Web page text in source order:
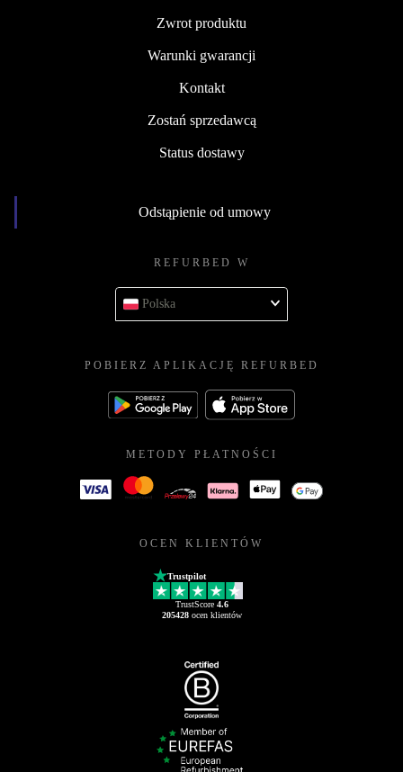
Zwrot produktu
Warunki gwarancji
Kontakt
Zostań sprzedawcą
Status dostawy
Odstąpienie od umowy
REFURBED W
Polska
POBIERZ APLIKACJĘ REFURBED
METODY PŁATNOŚCI
OCEN KLIENTÓW
Trustpilot
TrustScore 4.6
205428ocen klientów